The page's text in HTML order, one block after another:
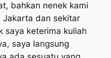
bahkan nenek kami
Jakarta dan sekitar
saya keterima kuliah
saya langsung